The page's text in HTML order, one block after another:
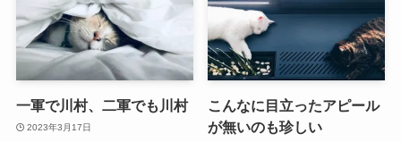
一軍で川村、二軍でも川村
2023年3月17日
こんなに目立ったアピール
が無いのも珍しい